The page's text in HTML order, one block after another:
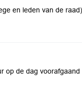
en leden van de
op de dag